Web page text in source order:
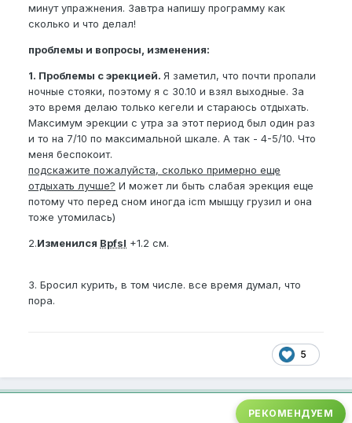
минут упражнения. Завтра напишу программу как
сколько и что делал!
проблемы и вопросы, изменения:
1. Проблемы с эрекцией. Я заметил, что почти пропали
ночные стояки, поэтому я с 30.10 и взял выходные. За
это время делаю только кегели и стараюсь отдыхать.
Максимум эрекции с утра за этот период был один раз
и то на 7/10 по максимальной шкале. А так - 4-5/10. Что
меня беспокоит.
подскажите пожалуйста, сколько примерно еще
отдыхать лучше? И может ли быть слабая эрекция еще
потому что перед сном иногда icm мышцу грузил и она
тоже утомилась)
2.Изменился Bpfsl +1.2 см.
3. Бросил курить, в том числе. все время думал, что
пора.
5
РЕКОМЕНДУЕМ